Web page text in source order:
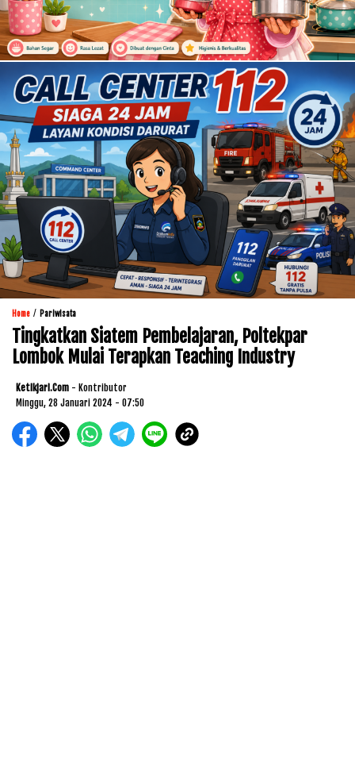
Home / Pariwisata
Tingkatkan Siatem Pembelajaran, Poltekpar
Lombok Mulai Terapkan Teaching Industry
Ketikjari.com - Kontributor
Minggu, 28 Januari 2024 - 07:50